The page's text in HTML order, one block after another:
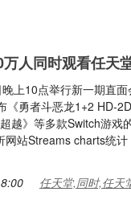
人同时观看任天
上10点举行新一期直
《勇者斗恶龙1+2 HD-
越》等多款Switch游戏
网站Streams charts统
任天堂,同时,任天